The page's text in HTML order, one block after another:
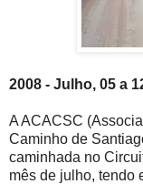
2008 - Julho, 05 a
A ACACSC
Caminho de
caminhada no
mês de julho, tendo